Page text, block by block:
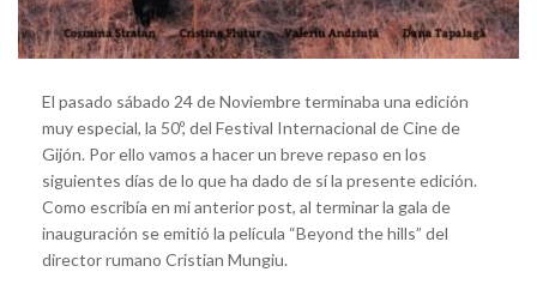
El pasado sábado 24 de Noviembre terminaba una edición
muy especial, la 50º, del Festival Internacional de Cine de
Gijón. Por ello vamos a hacer un breve repaso en los
siguientes días de lo que ha dado de sí la presente edición.
Como escribía en mi anterior post, al terminar la gala de
inauguración se emitió la película “Beyond the hills” del
director rumano Cristian Mungiu.